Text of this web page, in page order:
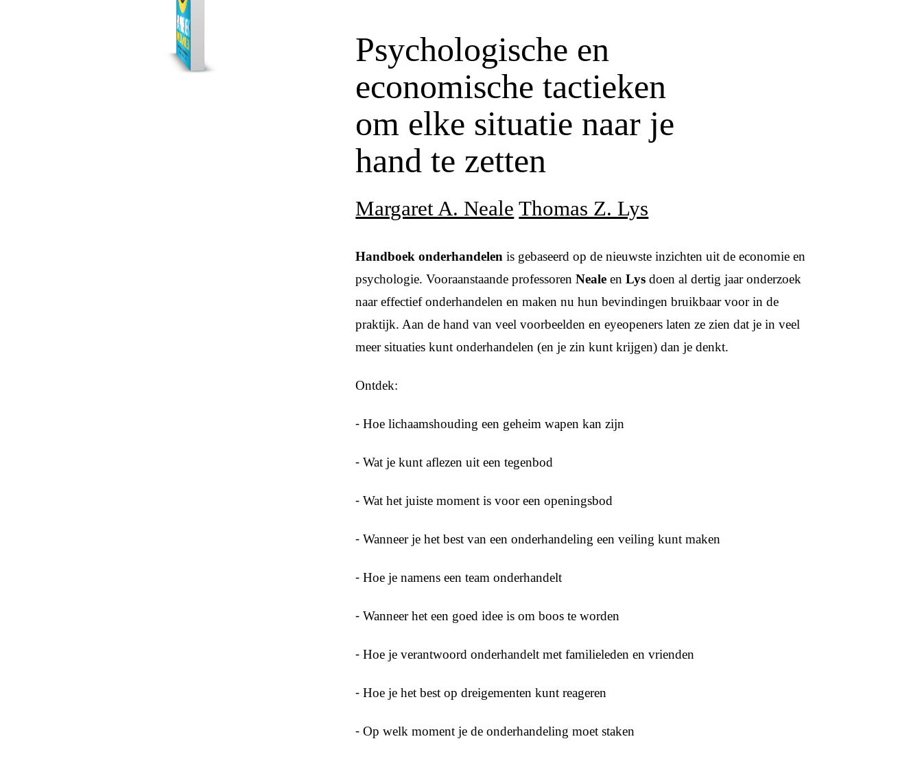
Psychologische en
economische tactieken
om elke situatie naar je
hand te zetten
Margaret A. Neale Thomas Z. Lys
Handboek onderhandelen is gebaseerd op de nieuwste inzichten uit de economie en
psychologie. Vooraanstaande professorenNeale enLys doen al dertig jaar onderzoek
naar effectief onderhandelen en maken nu hun bevindingen bruikbaar voor in de
praktijk. Aan de hand van veel voorbeelden en eyeopeners laten ze zien dat je in veel
meer situaties kunt onderhandelen (en je zin kunt krijgen) dan je denkt.
Ontdek:
⁃ Hoe lichaamshouding een geheim wapen kan zijn
⁃ Wat je kunt aflezen uit een tegenbod
⁃ Wat het juiste moment is voor een openingsbod
⁃ Wanneer je het best van een onderhandeling een veiling kunt maken
⁃ Hoe je namens een team onderhandelt
⁃ Wanneer het een goed idee is om boos te worden
⁃ Hoe je verantwoord onderhandelt met familieleden en vrienden
⁃ Hoe je het best op dreigementen kunt reageren
⁃ Op welk moment je de onderhandeling moet staken